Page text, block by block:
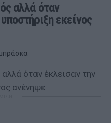
αλλά όταν
εκείνος